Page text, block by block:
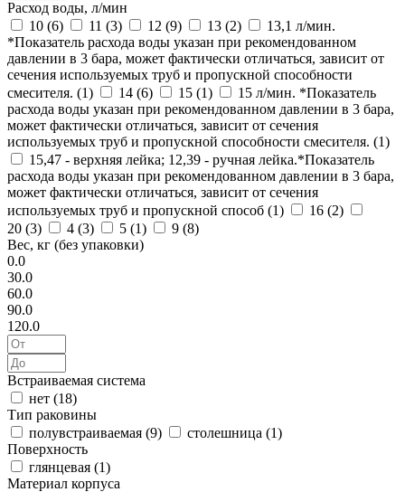
Расход воды, л/мин
10 (6) 11 (3) 12 (9) 13 (2)
13,1 л/мин.
*Показатель расхода воды указан при рекомендованном
давлении в 3 бара, может фактически отличаться, зависит от
сечения используемых труб и пропускной способности
смесителя. (1) 14 (6) 15 (1)
15 л/мин. *Показатель
расхода воды указан при рекомендованном давлении в 3 бара,
может фактически отличаться, зависит от сечения
используемых труб и пропускной способности смесителя. (1)
15,47 - верхняя лейка; 12,39 - ручная лейка.*Показатель
расхода воды указан при рекомендованном давлении в 3 бара,
может фактически отличаться, зависит от сечения
используемых труб и пропускной способ (1) 16 (2)
20 (3) 4 (3) 5 (1) 9 (8)
Вес, кг (без упаковки)
0.0
30.0
60.0
90.0
120.0
Встраиваемая система
нет (18)
Тип раковины
полувстраиваемая (9) столешница (1)
Поверхность
глянцевая (1)
Материал корпуса